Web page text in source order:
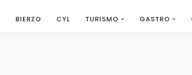
BIERZO CYL TURISMO GASTRO